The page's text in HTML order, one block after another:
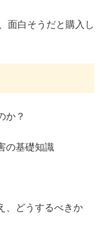
面白そうだと購入し
か？
の基礎知識
どうするべきか